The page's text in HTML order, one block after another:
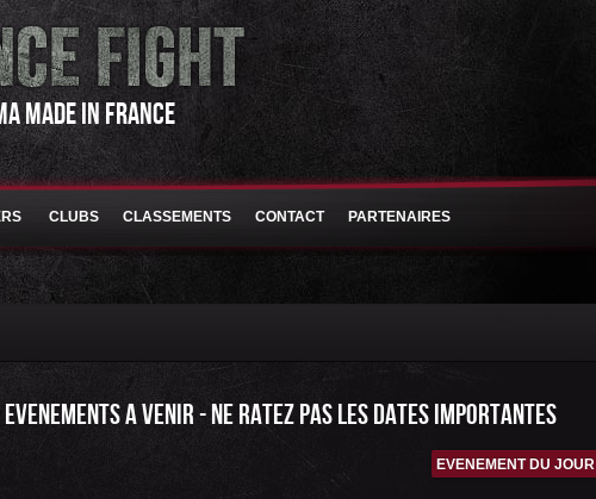
MADE IN FRANCE
CLUBS CLASSEMENTS CONTACT PARTENAIRES
A VENIR - NE RATEZ PAS LES DATES IMPORTANTES
EVENEMENT DU JOUR